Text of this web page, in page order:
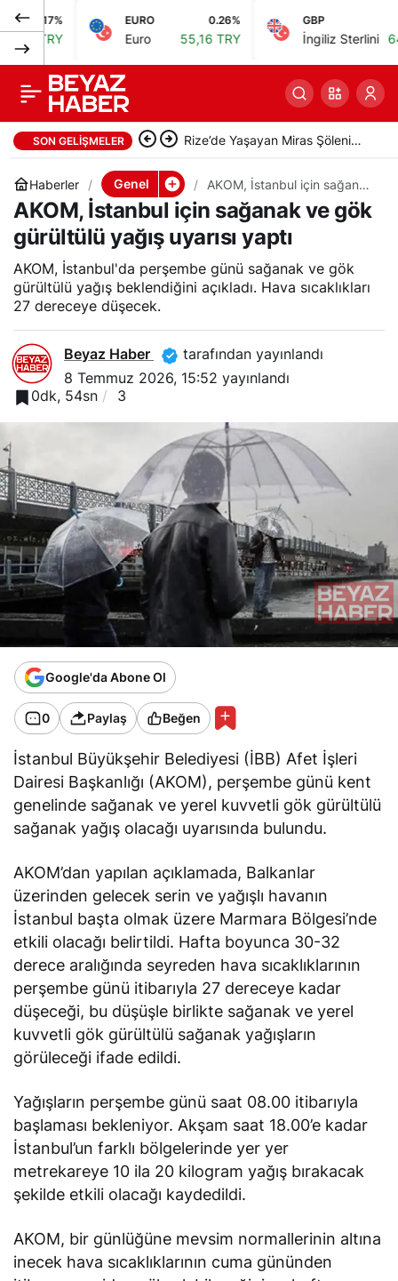
EURO
Euro 55,16 TRY
GBP
İngiliz Sterlini 64,40
SON GELIŞMELER Rize’de Yaşayan Miras Şöleni
başladı, 45 sanatçı katıldı
Haberler Genel
AKOM, İstanbul için sağanak
ve gök gürültülü yağış
uyarısı yaptı
AKOM, İstanbul için sağanak ve gök
gürültülü yağış uyarısı yaptı
AKOM, İstanbul'da perşembe günü sağanak ve gök
gürültülü yağış beklendiğini açıkladı. Hava sıcaklıkları
27 dereceye düşecek.
Beyaz Haber
tarafından yayınlandı
8 Temmuz 2026, 15:52 yayınlandı
0dk, 54sn
3
Google'da Abone Ol
0 Paylaş Beğen
İstanbul Büyükşehir Belediyesi (İBB) Afet İşleri
Dairesi Başkanlığı (AKOM), perşembe günü kent
genelinde sağanak ve yerel kuvvetli gök gürültülü
sağanak yağış olacağı uyarısında bulundu.
AKOM’dan yapılan açıklamada, Balkanlar
üzerinden gelecek serin ve yağışlı havanın
İstanbul başta olmak üzere Marmara Bölgesi’nde
etkili olacağı belirtildi. Hafta boyunca 30-32
derece aralığında seyreden hava sıcaklıklarının
perşembe günü itibarıyla 27 dereceye kadar
düşeceği, bu düşüşle birlikte sağanak ve yerel
kuvvetli gök gürültülü sağanak yağışların
görüleceği ifade edildi.
Yağışların perşembe günü saat 08.00 itibarıyla
başlaması bekleniyor. Akşam saat 18.00’e kadar
İstanbul’un farklı bölgelerinde yer yer
metrekareye 10 ila 20 kilogram yağış bırakacak
şekilde etkili olacağı kaydedildi.
AKOM, bir günlüğüne mevsim normallerinin altına
inecek hava sıcaklıklarının cuma gününden
Beşiktaş’ta denizde
kadın cesedi bulundu,
C.T. hayatını kaybetti
0